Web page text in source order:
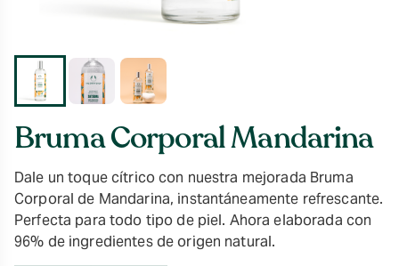
Bruma Corporal Mandarina
Dale un toque cítrico con nuestra mejorada Bruma
Corporal de Mandarina, instantáneamente refrescante.
Perfecta para todo tipo de piel. Ahora elaborada con
96% de ingredientes de origen natural.